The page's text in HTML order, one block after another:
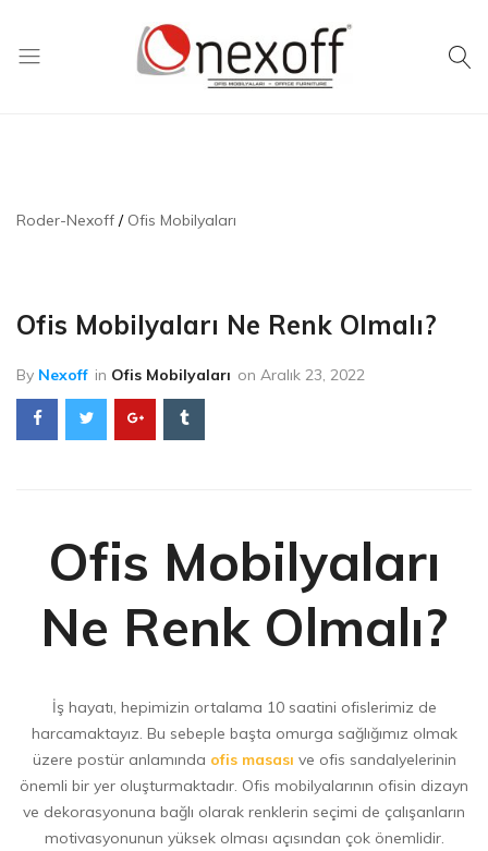
Roder-Nexoff Ofis Mobilyaları
Ofis Mobilyaları Ne Renk Olmalı?
By Nexoff in Ofis Mobilyaları on Aralık 23, 2022
Ofis Mobilyaları
Ne Renk Olmalı?
İş hayatı, hepimizin ortalama 10 saatini ofislerimiz de
harcamaktayız. Bu sebeple başta omurga sağlığımız olmak
üzere postür anlamında ofis masası ve ofis sandalyelerinin
önemli bir yer oluşturmaktadır. Ofis mobilyalarının ofisin dizayn
ve dekorasyonuna bağlı olarak renklerin seçimi de çalışanların
motivasyonunun yüksek olması açısından çok önemlidir.